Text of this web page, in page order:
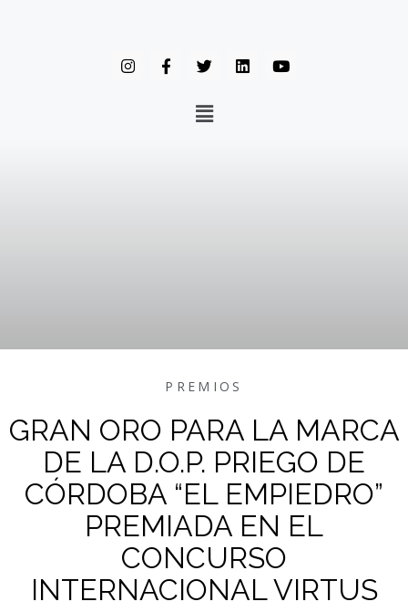
PREMIOS
GRAN ORO PARA LA MARCA
DE LA D.O.P. PRIEGO DE
CÓRDOBA “EL EMPIEDRO”
PREMIADA EN EL
CONCURSO
INTERNACIONAL VIRTUS